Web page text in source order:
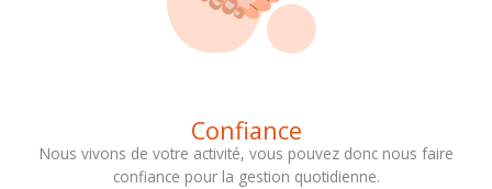
Confiance
Nous vivons de votre activité, vous pouvez donc nous faire
confiance pour la gestion quotidienne.